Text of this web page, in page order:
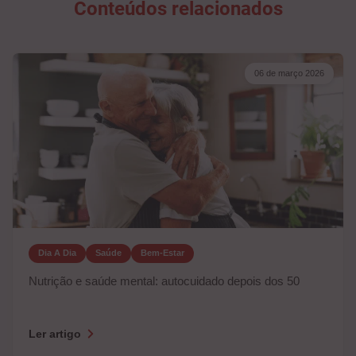
Conteúdos relacionados
06 de março 2026
Dia A Dia Saúde Bem-Estar
Nutrição e saúde mental: autocuidado depois dos 50
Ler artigo